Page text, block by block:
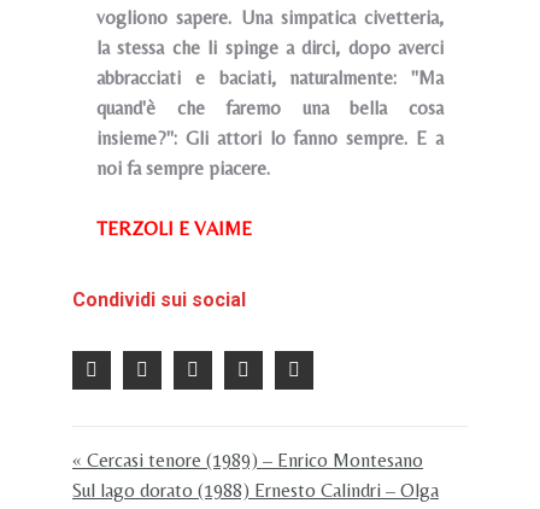
vogliono sapere. Una simpatica civetteria,
la stessa che li spinge a dirci, dopo averci
abbracciati e baciati, naturalmente: "Ma
quand'è che faremo una bella cosa
insieme?": Gli attori lo fanno sempre. E a
noi fa sempre piacere.
TERZOLI E VAIME
Condividi sui social
« Cercasi tenore (1989) – Enrico Montesano
Sul lago dorato (1988) Ernesto Calindri – Olga